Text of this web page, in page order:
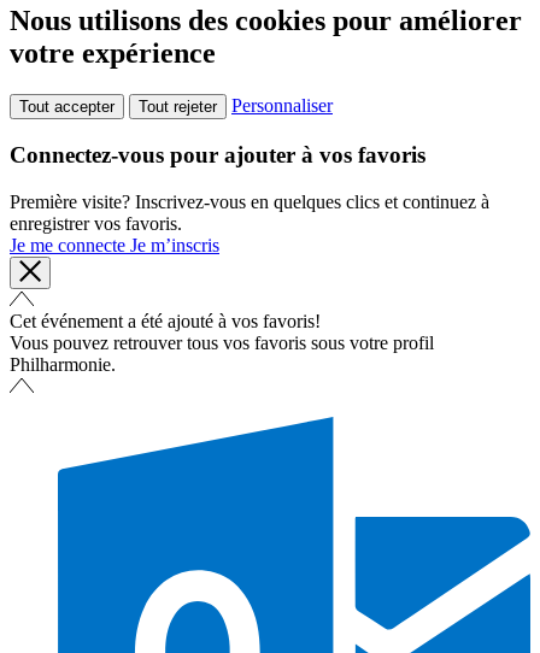
Nous utilisons des cookies pour améliorer
votre expérience
Tout accepter Tout rejeter Personnaliser
Connectez-vous pour ajouter à vos favoris
Première visite? Inscrivez-vous en quelques clics et continuez à
enregistrer vos favoris.
Je me connecte Je m’inscris
Cet événement a été ajouté à vos favoris!
Vous pouvez retrouver tous vos favoris sous votre profil
Philharmonie.